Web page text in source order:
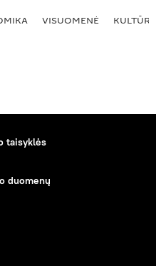
VISUOMENĖ KULTŪRA
taisyklės
duomenų